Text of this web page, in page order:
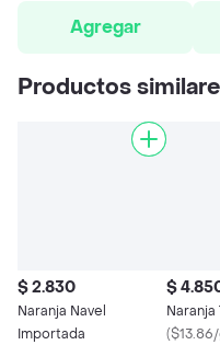
Agregar
Productos
$ 2.830
Naranja Navel
Importada
$
Naranja
(